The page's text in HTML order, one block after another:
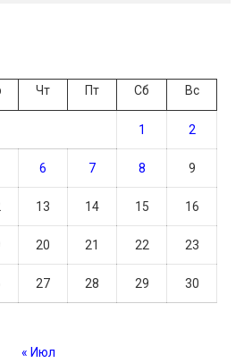
Чт Пт Сб Вс
1 2
6 7 8 9
13 14 15 16
20 21 22 23
27 28 29 30
« Июл